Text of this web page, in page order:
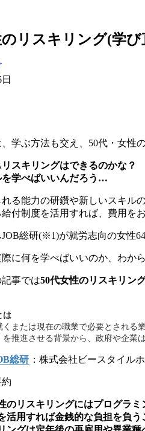
のリスキリング(学
学ぶ方法も交え、50代・女性
スキリングはできるのかな？
を学べばいいんだろう…
る能力の研鑽や新しいスキル
付制度を活用すれば、費用を
JOB総研(※1)が就労志向の女性
に何を学べばいいのか、わか
事では50代女性のリスキリン
は
くまたは現在の職業で必要とされる
を推進させる背景から、政府や企業は
総研 ：株式会社ビースタイル
のリスキリングにはプログラ
活用すれば金銭的な負担を負